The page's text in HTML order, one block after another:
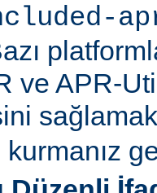
ve APR-